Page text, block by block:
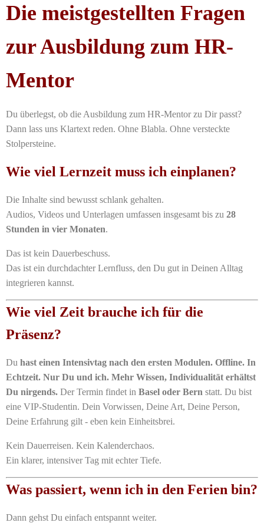
Die meistgestellten Fragen
zur Ausbildung zum HR-
Mentor
Du überlegst, ob die Ausbildung zum HR-Mentor zu Dir passt?
Dann lass uns Klartext reden. Ohne Blabla. Ohne versteckte
Stolpersteine.
Wie viel Lernzeit muss ich einplanen?
Die Inhalte sind bewusst schlank gehalten.
Audios, Videos und Unterlagen umfassen insgesamt bis zu 28
Stunden in vier Monaten.
Das ist kein Dauerbeschuss.
Das ist ein durchdachter Lernfluss, den Du gut in Deinen Alltag
integrieren kannst.
Wie viel Zeit brauche ich für die
Präsenz?
Du hast einen Intensivtag nach den ersten Modulen. Offline. In
Echtzeit. Nur Du und ich. Mehr Wissen, Individualität erhältst
Du nirgends. Der Termin findet in Basel oder Bern statt. Du bist
eine VIP-Studentin. Dein Vorwissen, Deine Art, Deine Person,
Deine Erfahrung gilt - eben kein Einheitsbrei.
Kein Dauerreisen. Kein Kalenderchaos.
Ein klarer, intensiver Tag mit echter Tiefe.
Was passiert, wenn ich in den Ferien bin?
Dann gehst Du einfach entspannt weiter.